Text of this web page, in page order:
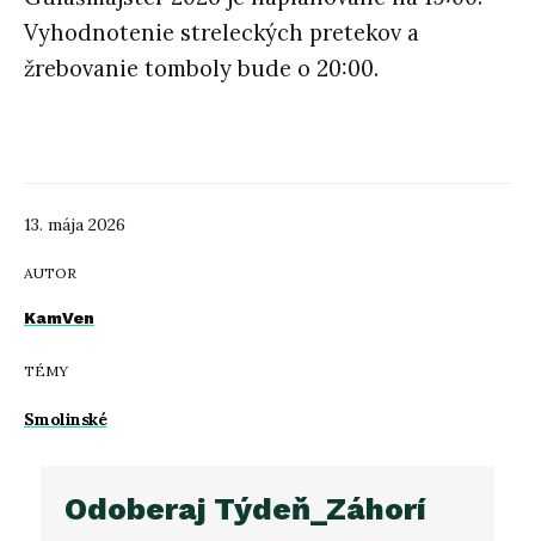
13. mája 2026
AUTOR
KamVen
TÉMY
Smolinské
Vyhodnotenie streleckých pretekov a
žrebovanie tomboly bude o 20:00.
Odoberaj Týdeň_Záhorí